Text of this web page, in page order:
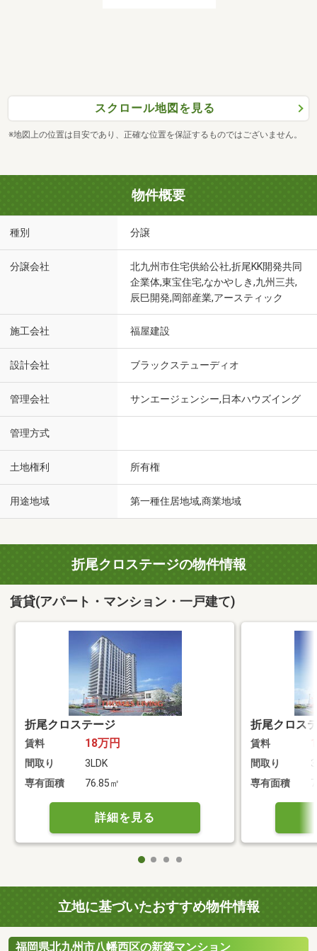
スクロール地図を見る
※地図上の位置は目安であり、正確な位置を保証するものではございません。
物件概要
種別 分譲
分譲会社
北九州市住宅供給公社,折尾KK開発共同
企業体,東宝住宅,なかやしき,九州三共,
辰巳開発,岡部産業,アースティック
施工会社 福屋建設
設計会社 ブラックステューディオ
管理会社 サンエージェンシー,日本ハウズイング
管理方式
土地権利 所有権
用途地域 第一種住居地域,商業地域
折尾クロステージの物件情報
賃貸(アパート・マンション・一戸建て)
折尾クロステージ
賃料 18万円
間取り
3LDK
専有面積
76.85㎡
詳細を見る
折尾クロス
賃料
間取り
専有面積
立地に基づいたおすすめ物件情報
福岡県北九州市八幡西区の新築マンション